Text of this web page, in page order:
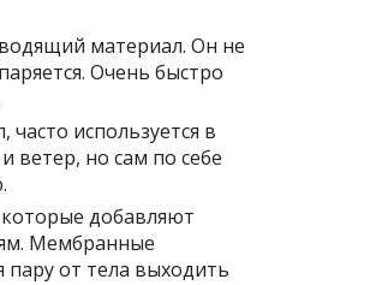
материал. Он не
Очень быстро
используется в
но сам по себе
добавляют
Мембранные
от тела выходить